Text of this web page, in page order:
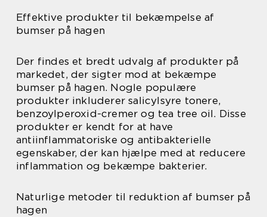
Effektive produkter til bekæmpelse af
bumser på hagen
Der findes et bredt udvalg af produkter på
markedet, der sigter mod at bekæmpe
bumser på hagen. Nogle populære
produkter inkluderer salicylsyre tonere,
benzoylperoxid-cremer og tea tree oil. Disse
produkter er kendt for at have
antiinflammatoriske og antibakterielle
egenskaber, der kan hjælpe med at reducere
inflammation og bekæmpe bakterier.
Naturlige metoder til reduktion af bumser på
hagen